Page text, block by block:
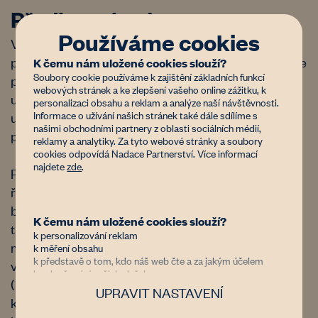
Předkupní právo
V Německu neexistuje přímé zákonné předkupní
právo jednotlivých farmářů vůči nezemědělcům, ale
předkupní právo lze poněkud komplikovaně
uplatnit prostřednictvím státních institucí. Jeho
uplatnění je navázáno na schvalovací proces
prodeje zemědělské půdy.
Právním základem předkupního práva je zákon o
říšském osídlování (
by měl být podle zákona o pozemkových
transakcích zamítnut prodej zemědělské půdy,
může vůči prodejci uplatnit své předkupní právo
veřejnoprávní sídelní společnost
(Landgesellschaft). Sídelní společnost pozemek
koupí a zaregistruje. Následně jej prodá farmáři,
Používáme cookies
K čemu nám uložené cookies slouží?
Soubory cookie používáme k zajištění základních funkcí
webových stránek a ke zlepšení vašeho online zážitku, k
personalizaci obsahu a reklam a analýze naší návštěvnosti.
Informace o užívání našich stránek také dále sdílíme s
našimi obchodními partnery z oblasti sociálních médií,
reklamy a analytiky. Za tyto webové stránky a soubory
cookies odpovídá Nadace Partnerství. Více informací
najdetezde.
K čemu nám uložené cookies slouží?
k personalizování reklam
k měření obsahu
k představě o tom, kdo náš web čte a za jakým účelem
k vylepšování našich služeb
Důvěřujete nám?
UPRAVIT NASTAVENÍ